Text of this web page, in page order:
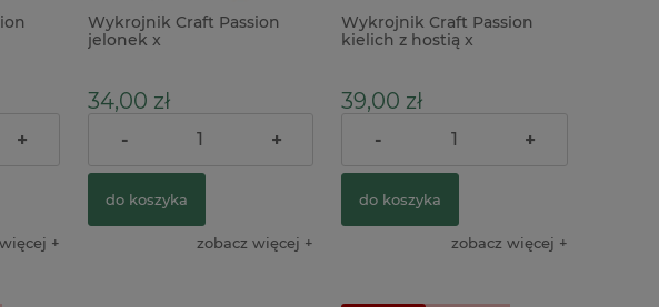
Serwetka 33x33cm IHS komunia
zł
+
Wykrojnik Craft Passion
jelonek x
34,00 zł
- +
do koszyka
zobacz więcej
Wykrojnik Craft Passion
kielich z hostią x
39,00 zł
- +
do koszyka
zobacz więcej